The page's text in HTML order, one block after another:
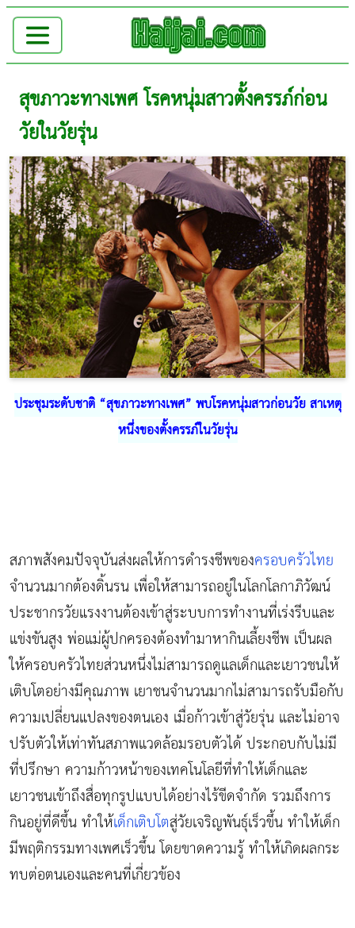
สุขภาวะทางเพศ โรคหนุ่มสาวตั้งครรภ์ก่อน
วัยในวัยรุ่น
ประชุมระดับชาติ “สุขภาวะทางเพศ” พบโรคหนุ่มสาวก่อนวัย สาเหตุ
หนึ่งของตั้งครรภ์ในวัยรุ่น
สภาพสังคมปัจจุบันส่งผลให้การดำรงชีพของครอบครัวไทย
จำนวนมากต้องดิ้นรน เพื่อให้สามารถอยู่ในโลกโลกาภิวัฒน์
ประชากรวัยแรงงานต้องเข้าสู่ระบบการทำงานที่เร่งรีบและ
แข่งขันสูง พ่อแม่ผู้ปกครองต้องทำมาหากินเลี้ยงชีพ เป็นผล
ให้ครอบครัวไทยส่วนหนึ่งไม่สามารถดูแลเด็กและเยาวชนให้
เติบโตอย่างมีคุณภาพ เยาชนจำนวนมากไม่สามารถรับมือกับ
ความเปลี่ยนแปลงของตนเอง เมื่อก้าวเข้าสู่วัยรุ่น และไม่อาจ
ปรับตัวให้เท่าทันสภาพแวดล้อมรอบตัวได้ ประกอบกับไม่มี
ที่ปรึกษา ความก้าวหน้าของเทคโนโลยีที่ทำให้เด็กและ
เยาวชนเข้าถึงสื่อทุกรูปแบบได้อย่างไร้ขีดจำกัด รวมถึงการ
กินอยู่ที่ดีขึ้น ทำให้เด็กเติบโตสู่วัยเจริญพันธุ์เร็วขึ้น ทำให้เด็ก
มีพฤติกรรมทางเพศเร็วขึ้น โดยขาดความรู้ ทำให้เกิดผลกระ
ทบต่อตนเองและคนที่เกี่ยวข้อง